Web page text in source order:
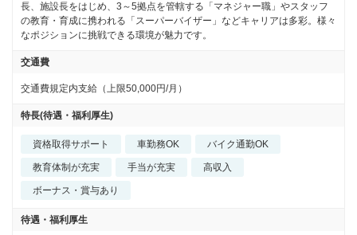
長、施設長をはじめ、3～5拠点を管轄する「マネジャー職」やスタッフ
の教育・育成に携われる「スーパーバイザー」などキャリアは多彩。様々
なポジションに挑戦できる環境が魅力です。
交通費
交通費規定内支給（上限50,000円/月）
特長(待遇・福利厚生)
資格取得サポート 車勤務OK バイク通勤OK
教育体制が充実 手当が充実 高収入
ボーナス・賞与あり
待遇・福利厚生